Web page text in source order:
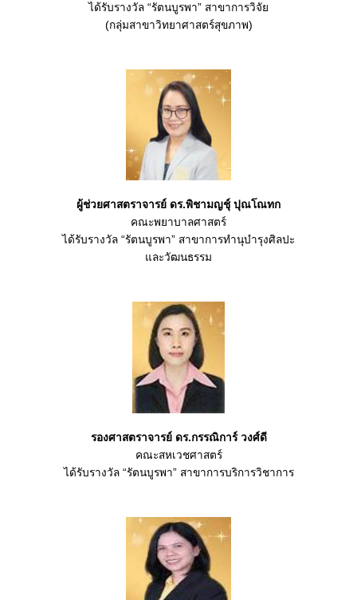
ได้รับรางวัล “รัตนบูรพา” สาขาการวิจัย
(กลุ่มสาขาวิทยาศาสตร์สุขภาพ)
ผู้ช่วยศาสตราจารย์ ดร.พิชามญชุ์ ปุณโณทก
คณะพยาบาลศาสตร์
ได้รับรางวัล “รัตนบูรพา” สาขาการทำนุบำรุงศิลปะ
และวัฒนธรรม
รองศาสตราจารย์ ดร.กรรณิการ์ วงศ์ดี
คณะสหเวชศาสตร์
ได้รับรางวัล “รัตนบูรพา” สาขาการบริการวิชาการ